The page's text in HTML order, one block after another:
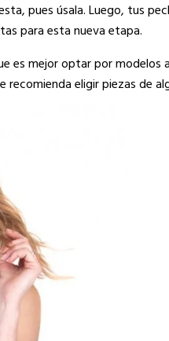
pues úsala. Luego, tus
para esta nueva etapa.
es mejor optar por
recomienda eligir piezas de